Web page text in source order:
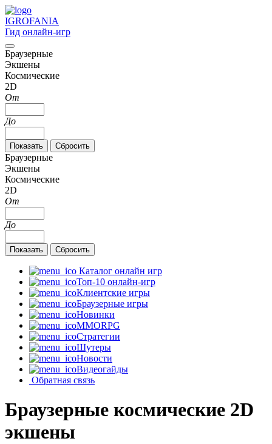
IGROFANIA
Гид онлайн-игр
Браузерные
Экшены
Космические
2D
От
До
Браузерные
Экшены
Космические
2D
От
До
Каталог онлайн игр
Топ-10 онлайн-игр
Клиентские игры
Браузерные игры
Новинки
MMORPG
Стратегии
Шутеры
Новости
Видеогайды
Обратная связь
Браузерные космические 2D
экшены